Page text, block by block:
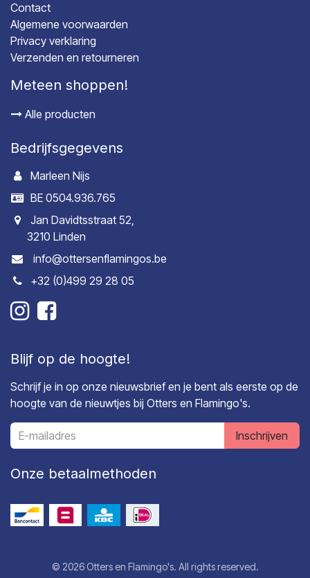
Contact
Algemene voorwaarden
Privacy verklaring
Verzenden en retourneren
Meteen shoppen!
Alle producten
Bedrijfsgegevens
Marleen Nijs
BE 0504.936.765
Jan Davidtsstraat 52,
3210 Linden
info@ottersenflamingos.be
+32 (0)499 29 28 05
Blijf op de hoogte!
Schrijf je in op onze nieuwsbrief en je bent als eerste op de
hoogte van de nieuwtjes bij Otters en Flamingo's.
Inschrijven
Onze betaalmethoden
© 2026 Otters en Flamingo's. All rights reserved.